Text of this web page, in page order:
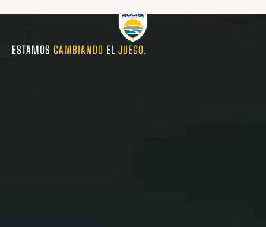
ESTAMOS CAMBIANDO EL JUEGO.